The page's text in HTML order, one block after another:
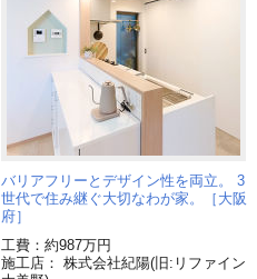
バリアフリーとデザイン性を両立。 3
世代で住み継ぐ大切なわが家。［大阪
府］
工費：約987万円
施工店： 株式会社紀陽(旧:リファイン